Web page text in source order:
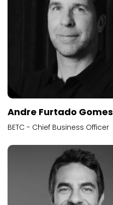
Andre Furtado Gomes
BETC - Chief Business Officer